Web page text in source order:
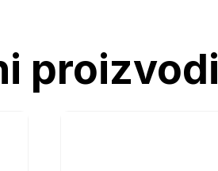
proizvodi